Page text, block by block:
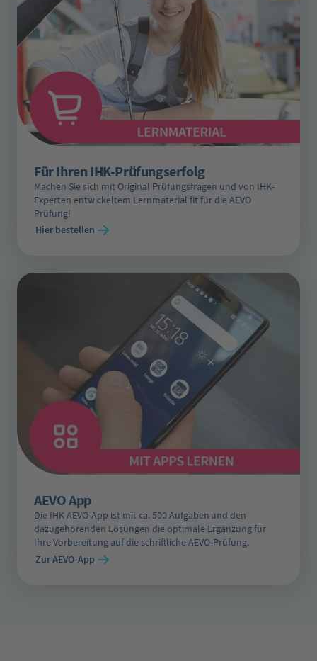
Für Ihren IHK-Prüfungserfolg
Machen Sie sich mit Original Prüfungsfragen und von IHK-
Experten entwickeltem Lernmaterial fit für die AEVO
Prüfung!
Hier bestellen
AEVO App
Die IHK AEVO-App ist mit ca. 500 Aufgaben und den
dazugehörenden Lösungen die optimale Ergänzung für
Ihre Vorbereitung auf die schriftliche AEVO-Prüfung.
Zur AEVO-App